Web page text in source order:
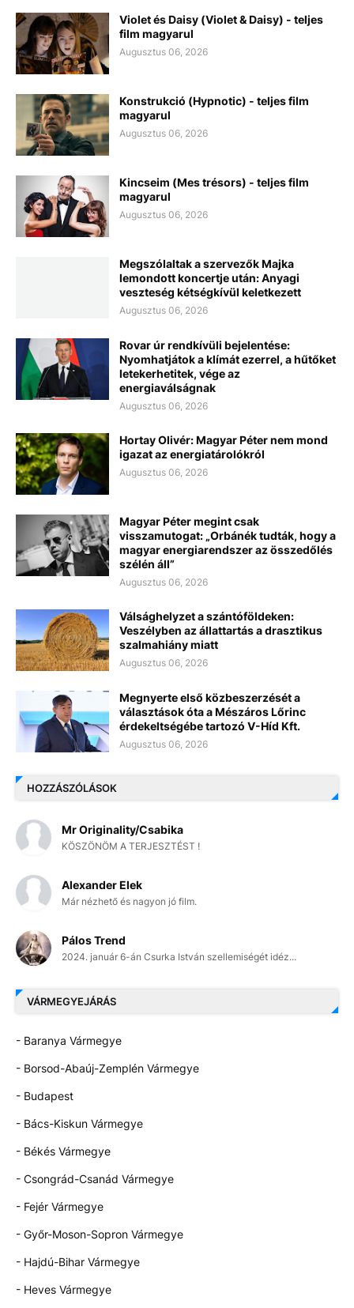
Violet és Daisy (Violet & Daisy) - teljes
film magyarul
Augusztus 06, 2026
Konstrukció (Hypnotic) - teljes film
magyarul
Augusztus 06, 2026
Kincseim (Mes trésors) - teljes film
magyarul
Augusztus 06, 2026
Megszólaltak a szervezők Majka
lemondott koncertje után: Anyagi
veszteség kétségkívül keletkezett
Augusztus 06, 2026
Rovar úr rendkívüli bejelentése:
Nyomhatjátok a klímát ezerrel, a hűtőket
letekerhetitek, vége az
energiaválságnak
Augusztus 06, 2026
Hortay Olivér: Magyar Péter nem mond
igazat az energiatárolókról
Augusztus 06, 2026
Magyar Péter megint csak
visszamutogat: „Orbánék tudták, hogy a
magyar energiarendszer az összedőlés
szélén áll”
Augusztus 06, 2026
Válsághelyzet a szántóföldeken:
Veszélyben az állattartás a drasztikus
szalmahiány miatt
Augusztus 06, 2026
Megnyerte első közbeszerzését a
választások óta a Mészáros Lőrinc
érdekeltségébe tartozó V-Híd Kft.
Augusztus 06, 2026
HOZZÁSZÓLÁSOK
Mr Originality/Csabika
KÖSZÖNÖM A TERJESZTÉST !
Alexander Elek
Már nézhető és nagyon jó film.
Pálos Trend
2024. január 6-án Csurka István szellemiségét idéz...
VÁRMEGYEJÁRÁS
- Baranya Vármegye
- Borsod-Abaúj-Zemplén Vármegye
- Budapest
- Bács-Kiskun Vármegye
- Békés Vármegye
- Csongrád-Csanád Vármegye
- Fejér Vármegye
- Győr-Moson-Sopron Vármegye
- Hajdú-Bihar Vármegye
- Heves Vármegye